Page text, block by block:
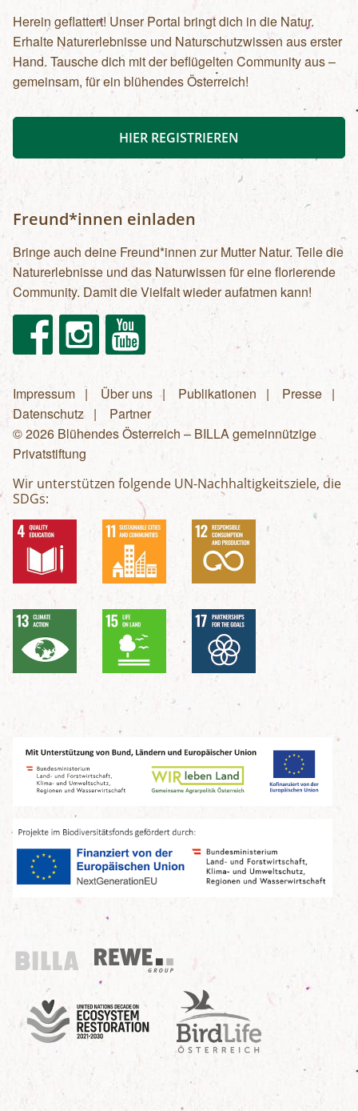
Herein geflattert! Unser Portal bringt dich in die Natur.
Erhalte Naturerlebnisse und Naturschutzwissen aus erster
Hand. Tausche dich mit der beflügelten Community aus –
gemeinsam, für ein blühendes Österreich!
HIER REGISTRIEREN
Freund*innen einladen
Bringe auch deine Freund*innen zur Mutter Natur. Teile die
Naturerlebnisse und das Naturwissen für eine florierende
Community. Damit die Vielfalt wieder aufatmen kann!
FacebookInstagram Youtube
Fußzeilenmenü
Impressum Über uns Publikationen
Presse
Datenschutz
Partner
© 2026 Blühendes Österreich – BILLA gemeinnützige
Privatstiftung
Wir unterstützen folgende UN-Nachhaltigkeitsziele, die
SDGs:
Billa
REWE Group
UN Decade
Birdlife